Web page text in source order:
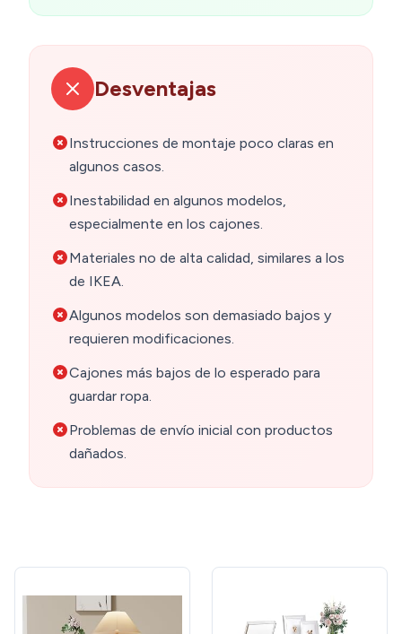
Desventajas
Instrucciones de montaje poco claras en
algunos casos.
Inestabilidad en algunos modelos,
especialmente en los cajones.
Materiales no de alta calidad, similares a los
de IKEA.
Algunos modelos son demasiado bajos y
requieren modificaciones.
Cajones más bajos de lo esperado para
guardar ropa.
Problemas de envío inicial con productos
dañados.